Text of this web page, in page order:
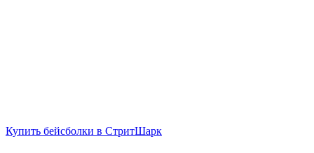
Купить бейсболки в СтритШарк